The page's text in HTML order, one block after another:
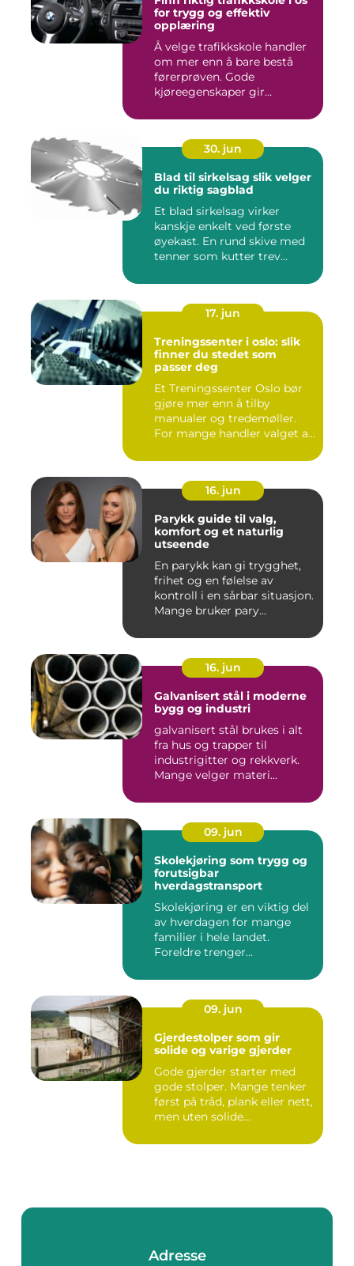
for trygg og effektiv
opplæring
Å velge trafikkskole handler
om mer enn å bare bestå
førerprøven. Gode
kjøreegenskaper gir
30. jun
Blad til sirkelsag slik velger
du riktig sagblad
Et blad sirkelsag virker
kanskje enkelt ved første
øyekast. En rund skive med
tenner som kutter trev...
17. jun
Treningssenter i oslo: slik
finner du stedet som
passer deg
Et Treningssenter Oslo bør
gjøre mer enn å tilby
manualer og tredemøller.
For mange handler valget a...
16. jun
Parykk guide til valg,
komfort og et naturlig
utseende
En parykk kan gi trygghet,
frihet og en følelse av
kontroll i en sårbar situasjon.
Mange bruker pary...
16. jun
Galvanisert stål i moderne
bygg og industri
galvanisert stål brukes i alt
fra hus og trapper til
industrigitter og rekkverk.
Mange velger materi...
09. jun
Skolekjøring som trygg og
forutsigbar
hverdagstransport
Skolekjøring er en viktig del
av hverdagen for mange
familier i hele landet.
Foreldre trenger...
09. jun
Gjerdestolper som gir
solide og varige gjerder
Gode gjerder starter med
gode stolper. Mange tenker
først på tråd, plank eller nett,
men uten solide...
Adresse